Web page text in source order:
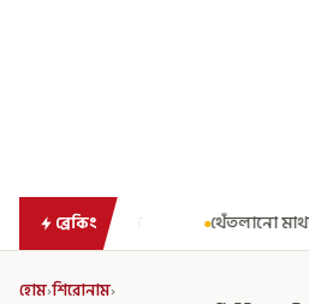
ব্রেকিং
থেঁতলানো মাথা-গোপনাঙ্গে রড!
হোম›শিরোনাম›